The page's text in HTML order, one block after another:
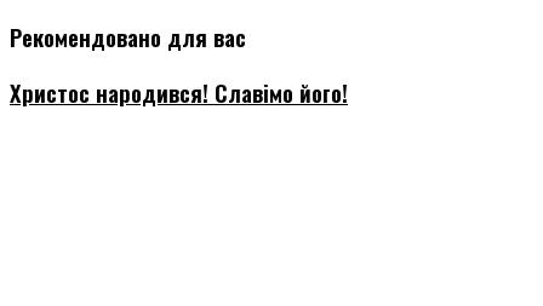
Рекомендовано для вас
Христос народився! Славімо його!